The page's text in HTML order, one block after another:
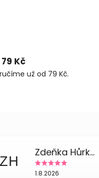
Kč
už od 79 Kč.
ZH
Zdeňka Hůrková
1.8.2026